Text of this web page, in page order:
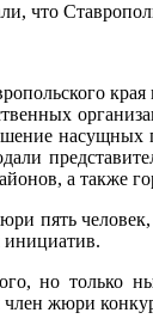
что
а также
пять
инициатив.
только
жюри